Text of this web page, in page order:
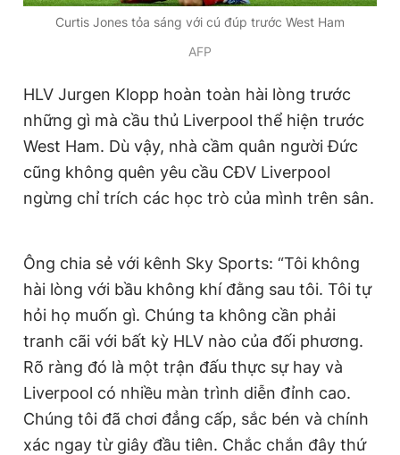
Curtis Jones tỏa sáng với cú đúp trước West Ham
AFP
HLV Jurgen Klopp hoàn toàn hài lòng trước
những gì mà cầu thủ Liverpool thể hiện trước
West Ham. Dù vậy, nhà cầm quân người Đức
cũng không quên yêu cầu CĐV Liverpool
ngừng chỉ trích các học trò của mình trên sân.
Ông chia sẻ với kênh Sky Sports: “Tôi không
hài lòng với bầu không khí đằng sau tôi. Tôi tự
hỏi họ muốn gì. Chúng ta không cần phải
tranh cãi với bất kỳ HLV nào của đối phương.
Rõ ràng đó là một trận đấu thực sự hay và
Liverpool có nhiều màn trình diễn đỉnh cao.
Chúng tôi đã chơi đẳng cấp, sắc bén và chính
xác ngay từ giây đầu tiên. Chắc chắn đây thứ